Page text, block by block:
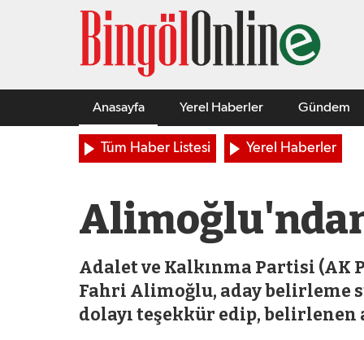
Anasayfa Yerel Haberler Gündem
Tüm Haber Listesi Yerel Haberler
Adalet ve Kalkınma Partisi (AK
Fahri Alimoğlu, aday belirleme
dolayı teşekkür edip, belirlenen